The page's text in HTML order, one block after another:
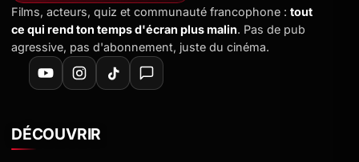
Films, acteurs, quiz et communauté francophone : tout
ce qui rend ton temps d'écran plus malin. Pas de pub
agressive, pas d'abonnement, juste du cinéma.
DÉCOUVRIR